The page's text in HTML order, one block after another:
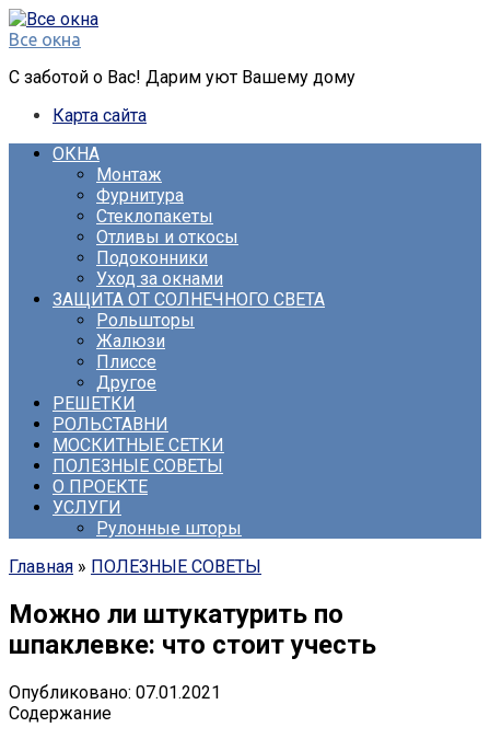
Перейти
к
Все окна
С заботой о Вас! Дарим уют Вашему дому
Карта сайта
ОКНА
Монтаж
Фурнитура
Стеклопакеты
Отливы и откосы
Подоконники
Уход за окнами
ЗАЩИТА ОТ СОЛНЕЧНОГО СВЕТА
Рольшторы
Жалюзи
Плиссе
Другое
РЕШЕТКИ
РОЛЬСТАВНИ
МОСКИТНЫЕ СЕТКИ
ПОЛЕЗНЫЕ СОВЕТЫ
О ПРОЕКТЕ
УСЛУГИ
Рулонные шторы
Главная » ПОЛЕЗНЫЕ СОВЕТЫ
Можно ли штукатурить по
шпаклевке: что стоит учесть
Опубликовано: 07.01.2021
Содержание